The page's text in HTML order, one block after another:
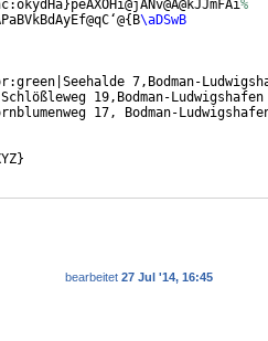
}peAXOHi@jANv@A@kJJmFAi%
{ B\aDSwB
7,Bodman-
19,Bodman-Ludwigshafen
17, Bodman-
}
bearbeitet 27 Jul '14, 16:45